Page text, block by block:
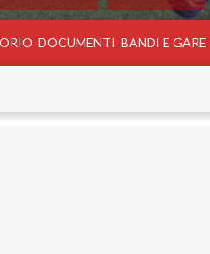
DOCUMENTI BANDI E GARE